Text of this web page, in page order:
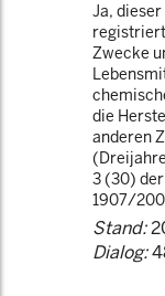
Ja, dieser
Zwecke
die
anderen
3 (30)
1907/
Stand:
Dialog: